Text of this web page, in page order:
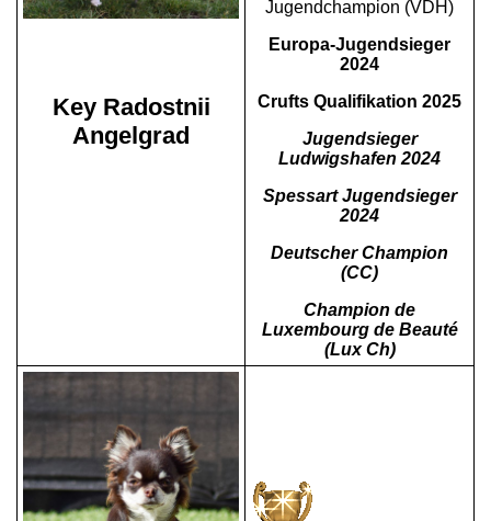
Key Radostnii
Angelgrad
Jugendchampion (VDH)
Europa-Jugendsieger
2024
Crufts Qualifikation 2025
Jugendsieger
Ludwigshafen 2024
Spessart Jugendsieger
2024
Deutscher Champion
(CC)
Champion de
Luxembourg de Beauté
(Lux Ch)